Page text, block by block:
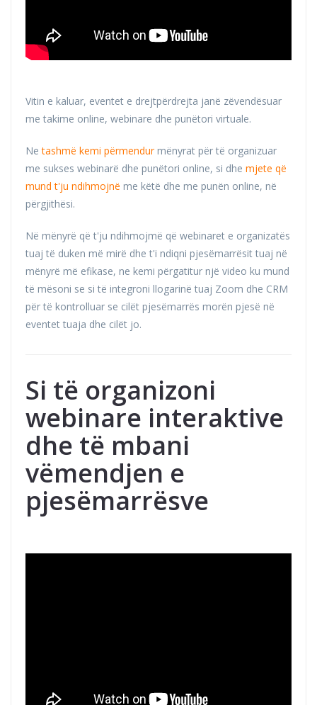
Vitin e kaluar, eventet e drejtpërdrejta janë zëvendësuar
me takime online, webinare dhe punëtori virtuale.
Netashmë kemi përmendurmënyrat për të organizuar
me sukses webinarë dhe punëtori online, si dhe mjete që
mund t'ju ndihmojnë me këtë dhe me punën online, në
përgjithësi.
Në mënyrë që t'ju ndihmojmë që webinaret e organizatës
tuaj të duken më mirë dhe t'i ndiqni pjesëmarrësit tuaj në
mënyrë më efikase, ne kemi përgatitur një video ku mund
të mësoni se si të integroni llogarinë tuaj Zoom dhe CRM
për të kontrolluar se cilët pjesëmarrës morën pjesë në
eventet tuaja dhe cilët jo.
Si të organizoni
webinare interaktive
dhe të mbani
vëmendjen e
pjesëmarrësve